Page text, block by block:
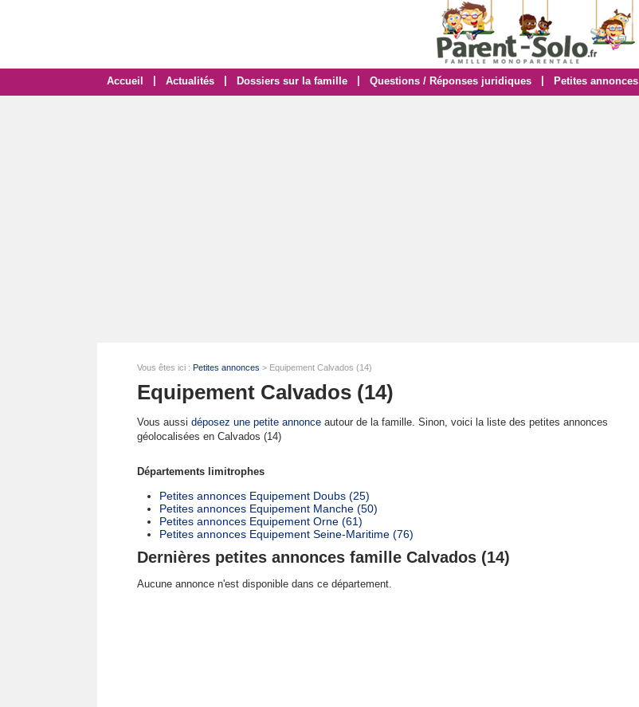
Accueil Actualités Dossiers sur la famille Questions / Réponses juridiques Petites annonces
Vous êtes ici : Petites annonces > Equipement Calvados (14)
Equipement Calvados (14)
Vous aussi déposez une petite annonce autour de la famille. Sinon, voici la liste des petites annonces
géolocalisées en Calvados (14)
Départements limitrophes
Petites annonces Equipement Doubs (25)
Petites annonces Equipement Manche (50)
Petites annonces Equipement Orne (61)
Petites annonces Equipement Seine-Maritime (76)
Dernières petites annonces famille Calvados (14)
Aucune annonce n'est disponible dans ce département.